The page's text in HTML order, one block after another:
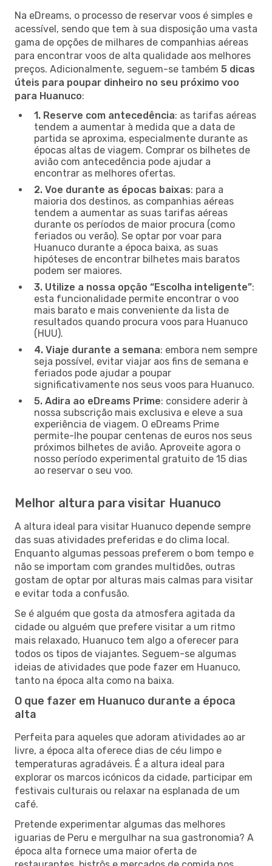
Na eDreams, o processo de reservar voos é simples e
acessível, sendo que tem à sua disposição uma vasta
gama de opções de milhares de companhias aéreas
para encontrar voos de alta qualidade aos melhores
preços. Adicionalmente, seguem-se também 5 dicas
úteis para poupar dinheiro no seu próximo voo
para Huanuco:
1. Reserve com antecedência: as tarifas aéreas
tendem a aumentar à medida que a data de
partida se aproxima, especialmente durante as
épocas altas de viagem. Comprar os bilhetes de
avião com antecedência pode ajudar a
encontrar as melhores ofertas.
2. Voe durante as épocas baixas: para a
maioria dos destinos, as companhias aéreas
tendem a aumentar as suas tarifas aéreas
durante os períodos de maior procura (como
feriados ou verão). Se optar por voar para
Huanuco durante a época baixa, as suas
hipóteses de encontrar bilhetes mais baratos
podem ser maiores.
3. Utilize a nossa opção “Escolha inteligente”:
esta funcionalidade permite encontrar o voo
mais barato e mais conveniente da lista de
resultados quando procura voos para Huanuco
(HUU).
4. Viaje durante a semana: embora nem sempre
seja possível, evitar viajar aos fins de semana e
feriados pode ajudar a poupar
significativamente nos seus voos para Huanuco.
5. Adira ao eDreams Prime: considere aderir à
nossa subscrição mais exclusiva e eleve a sua
experiência de viagem. O eDreams Prime
permite-lhe poupar centenas de euros nos seus
próximos bilhetes de avião. Aproveite agora o
nosso período experimental gratuito de 15 dias
ao reservar o seu voo.
Melhor altura para visitar Huanuco
A altura ideal para visitar Huanuco depende sempre
das suas atividades preferidas e do clima local.
Enquanto algumas pessoas preferem o bom tempo e
não se importam com grandes multidões, outras
gostam de optar por alturas mais calmas para visitar
e evitar toda a confusão.
Se é alguém que gosta da atmosfera agitada da
cidade ou alguém que prefere visitar a um ritmo
mais relaxado, Huanuco tem algo a oferecer para
todos os tipos de viajantes. Seguem-se algumas
ideias de atividades que pode fazer em Huanuco,
tanto na época alta como na baixa.
O que fazer em Huanuco durante a época
alta
Perfeita para aqueles que adoram atividades ao ar
livre, a época alta oferece dias de céu limpo e
temperaturas agradáveis. É a altura ideal para
explorar os marcos icónicos da cidade, participar em
festivais culturais ou relaxar na esplanada de um
café.
Pretende experimentar algumas das melhores
iguarias de Peru e mergulhar na sua gastronomia? A
época alta fornece uma maior oferta de